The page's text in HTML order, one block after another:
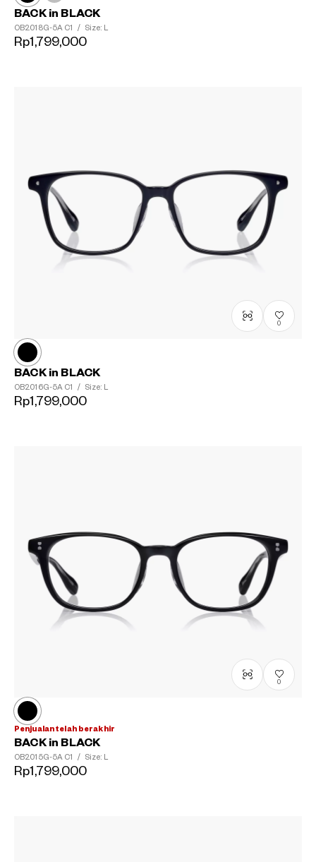
BACK in BLACK
OB2018G-5A C1 / Size: L
Rp1,799,000
0
BACK in BLACK
OB2016G-5A C1 / Size: L
Rp1,799,000
0
Penjualan telah berakhir
BACK in BLACK
OB2015G-5A C1 / Size: L
Rp1,799,000